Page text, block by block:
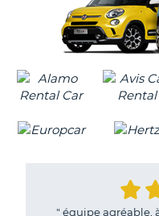
" équipe agréable,